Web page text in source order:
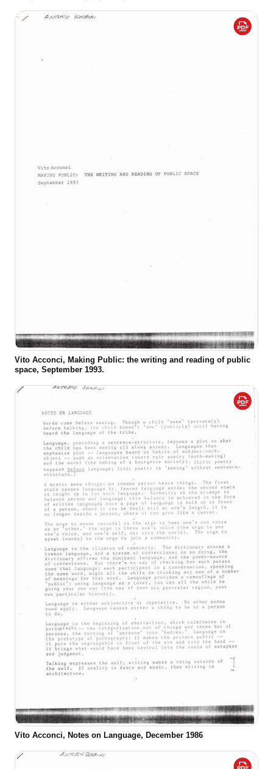
Vito Acconci, Making Public: the writing and reading of public
space, September 1993.
Vito Acconci, Notes on Language, December 1986